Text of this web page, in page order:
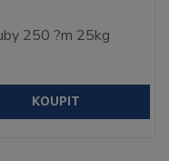
250 ?m 25kg
KOUPIT